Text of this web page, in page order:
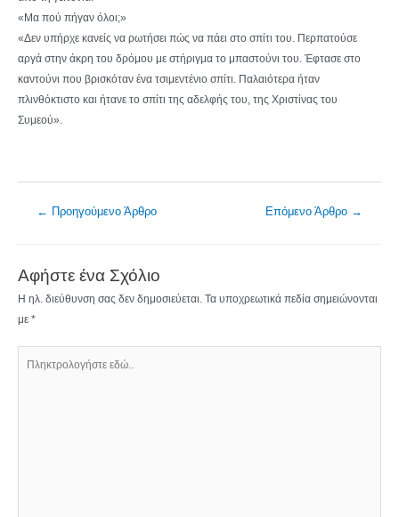
«Μα πού πήγαν όλοι;»
«Δεν υπήρχε κανείς να ρωτήσει πώς να πάει στο σπίτι του. Περπατούσε
αργά στην άκρη του δρόμου με στήριγμα το μπαστούνι του. Έφτασε στο
καντούνι που βρισκόταν ένα τσιμεντένιο σπίτι. Παλαιότερα ήταν
πλινθόκτιστο και ήτανε το σπίτι της αδελφής του, της Χριστίνας του
Συμεού».
Πλοήγηση
← Προηγούμενο Άρθρο Επόμενο Άρθρο →
Αφήστε ένα Σχόλιο
Η ηλ. διεύθυνση σας δεν δημοσιεύεται. Τα υποχρεωτικά πεδία σημειώνονται
με *